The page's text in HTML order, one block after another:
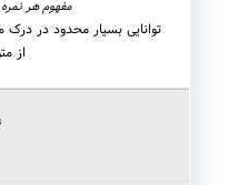
توانایی بسیار محدود در
از